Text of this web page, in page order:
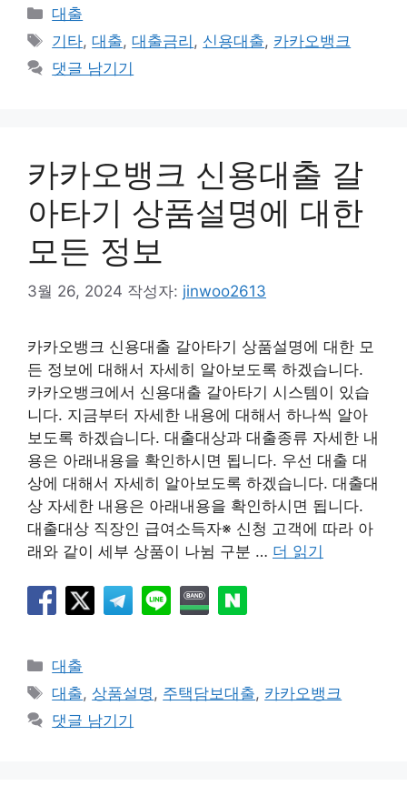
카
테
리
대출
태
그
기타,대출,대출금리 , 신용대출, 카카오뱅크
댓글 남기기
카카오뱅크 신용대출 갈
아타기 상품설명에 대한
모든 정보
3월 26, 2024 작성자: jinwoo2613
카카오뱅크 신용대출 갈아타기 상품설명에 대한 모
든 정보에 대해서 자세히 알아보도록 하겠습니다.
카카오뱅크에서 신용대출 갈아타기 시스템이 있습
니다. 지금부터 자세한 내용에 대해서 하나씩 알아
보도록 하겠습니다. 대출대상과 대출종류 자세한 내
용은 아래내용을 확인하시면 됩니다. 우선 대출 대
상에 대해서 자세히 알아보도록 하겠습니다. 대출대
상 자세한 내용은 아래내용을 확인하시면 됩니다.
대출대상 직장인 급여소득자※ 신청 고객에 따라 아
래와 같이 세부 상품이 나뉨 구분 … 더 읽기
카
테
리
대출
태
그
대출, 상품설명, 주택담보대출, 카카오뱅크
댓글 남기기